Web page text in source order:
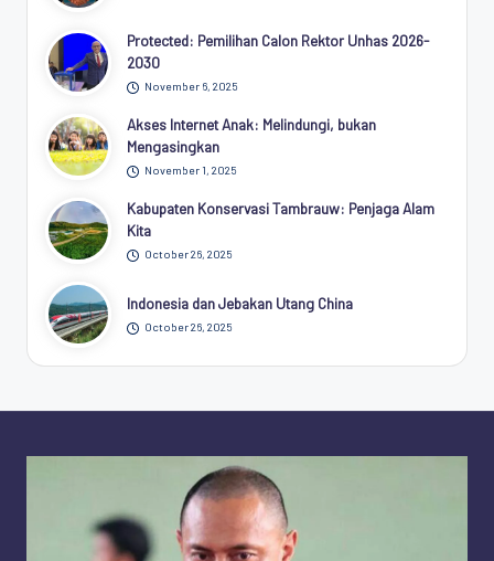
Protected: Pemilihan Calon Rektor Unhas 2026-
2030
November 6, 2025
Akses Internet Anak: Melindungi, bukan
Mengasingkan
November 1, 2025
Kabupaten Konservasi Tambrauw: Penjaga Alam
Kita
October 26, 2025
Indonesia dan Jebakan Utang China
October 26, 2025